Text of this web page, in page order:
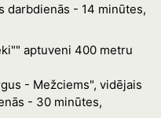
darbdienās - 14 minūtes,
aptuveni 400 metru
- Mežciems", vidējais
- 30 minūtes,